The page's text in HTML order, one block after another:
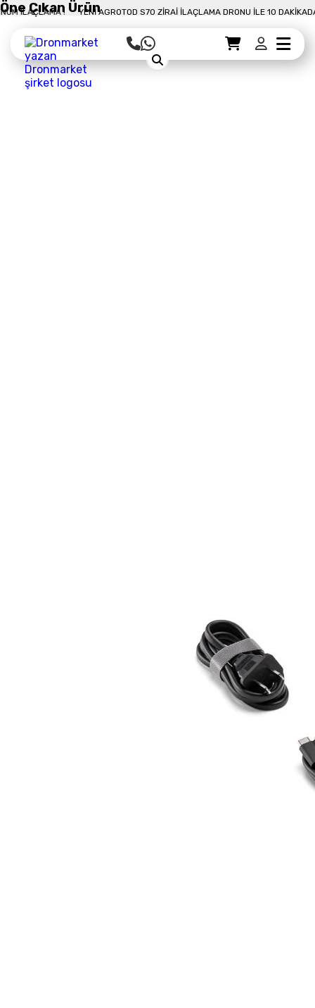
! YENI AGROTOD S70 ZIRAI İLAÇLAMA DRONU İLE 10 DAKIKADA 50
Sepet
Sepet Detayı Ödemeye Geç
Öne Çıkan Ürün